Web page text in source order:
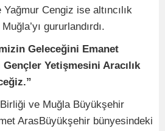
Cengiz ise altıncılık
gururlandırdı.
Geleceğini Emanet
Gençler Yetişmesini Aracılık
ve Muğla Büyükşehir
ArasBüyükşehir bünyesindeki